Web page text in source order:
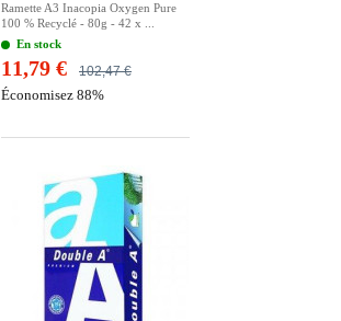
Ramette A3 Inacopia Oxygen Pure
100 % Recyclé - 80g - 42 x ...
En stock
102,47 €
11,79 €
Économisez 88%